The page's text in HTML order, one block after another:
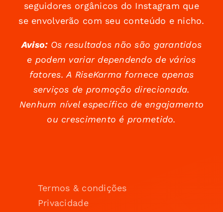
seguidores orgânicos do Instagram que
se envolverão com seu conteúdo e nicho.
Aviso:Os resultados não são garantidos
e podem variar dependendo de vários
fatores. A RiseKarma fornece apenas
serviços de promoção direcionada.
Nenhum nível específico de engajamento
ou crescimento é prometido.
Termos & condições
Privacidade